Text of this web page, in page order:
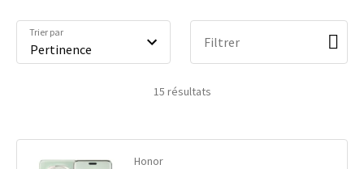
15 résultats
Trier par
Filtrer
Honor